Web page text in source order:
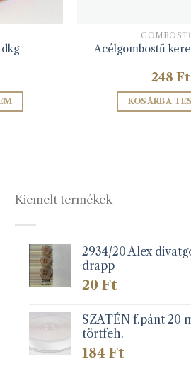
Acélgombostű
248 Ft
KOSÁRBA
Kiemelt termékek
2934/20 Alex
drapp
20Ft
SZATÉN f.pánt 20
törtfeh.
184Ft